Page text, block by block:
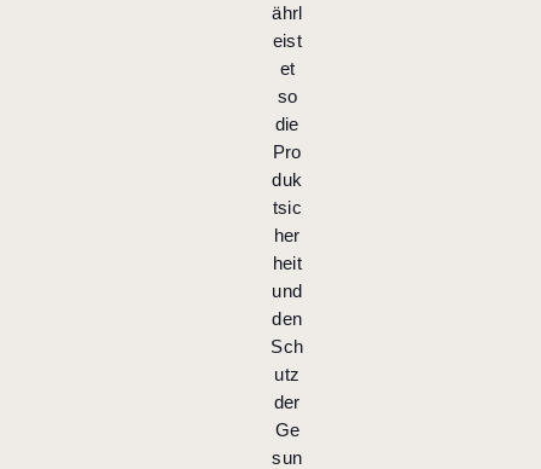
ährl
eist
et
so
die
Pro
duk
tsic
her
heit
und
den
Sch
utz
der
Ge
sun